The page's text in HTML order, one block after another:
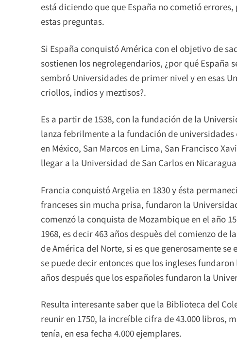
está diciendo que que España no cometió
estas preguntas.
Si España conquistó América con el objetivo de
sostienen los negrolegendarios, ¿por qué España
sembró Universidades de primer nivel y en esas
criollos, indios y meztisos?.
Es a partir de 1538, con la fundación de la
lanza febrilmente a la fundación de
en México, San Marcos en Lima, San Francisco
llegar a la Universidad de San Carlos en Nicaragua
Francia conquistó Argelia en 1830 y ésta
franceses sin mucha prisa, fundaron la
comenzó la conquista de Mozambique en el año
1968, es decir 463 años despuès del comienzo
de América del Norte, si es que generosamente
se puede decir entonces que los ingleses
años después que los españoles fundaron la
Resulta interesante saber que la Biblioteca del
reunir en 1750, la increíble cifra de 43.000 libros,
tenía, en esa fecha 4.000 ejemplares.